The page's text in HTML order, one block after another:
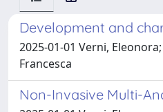
Development and
2025-01-01 Verni,
Francesca
Non-Invasive Multi-